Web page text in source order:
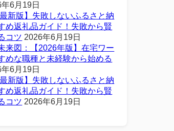
6月19日
最新版】失敗しないふるさと納
め返礼品ガイド！失敗から賢
コツ 2026年6月19日
来図：【2026年版】在宅ワー
めな職種と未経験から始める
6月19日
最新版】失敗しないふるさと納
め返礼品ガイド！失敗から賢
コツ 2026年6月19日